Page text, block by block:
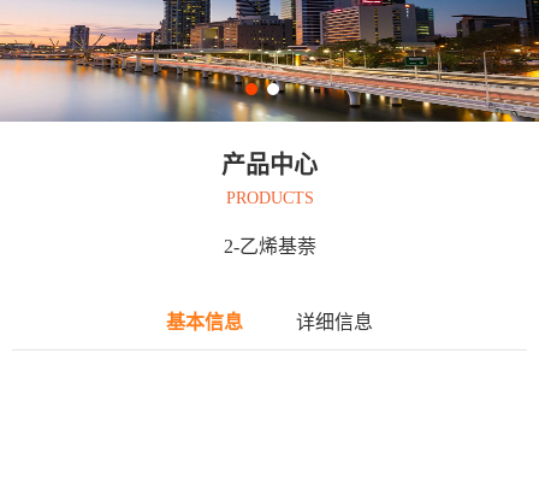
产品中心
PRODUCTS
2-乙烯基萘
基本信息 详细信息